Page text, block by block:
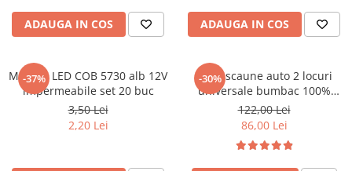
Carcasa Cheie Renault
Carcasa Cheie Toyota
Carcasa Cheie Volkswagen
Cotiere Auto
Folie Geamuri
Covorase PORSCHE
Covorase RENAULT
Covorase SKODA
Covorase SsangYong
Covorase SUZUKI
ADAUGA IN COS ADAUGA IN COS
-37%
Module LED COB 5730 alb 12V
impermeabile set 20 buc
3,50 Lei
2,20 Lei
-30%
Huse scaune auto 2 locuri
universale bumbac 100%
pentru scaune fata masina
122,00 Lei
86,00 Lei